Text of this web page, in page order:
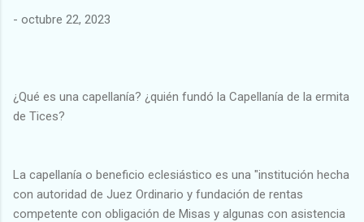
- octubre 22, 2023
¿Qué es una capellanía? ¿quién fundó la Capellanía de la ermita
de Tices?
La capellanía o beneficio eclesiástico es una "institución hecha
con autoridad de Juez Ordinario y fundación de rentas
competente con obligación de Misas y algunas con asistencia